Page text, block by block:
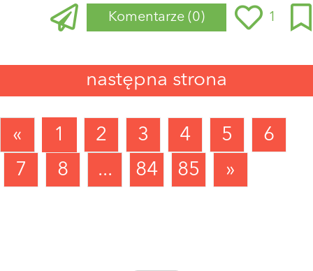
Komentarze (0) 1
następna strona
« 1 2 3 4 5
6
7
8 ... 84 85 »